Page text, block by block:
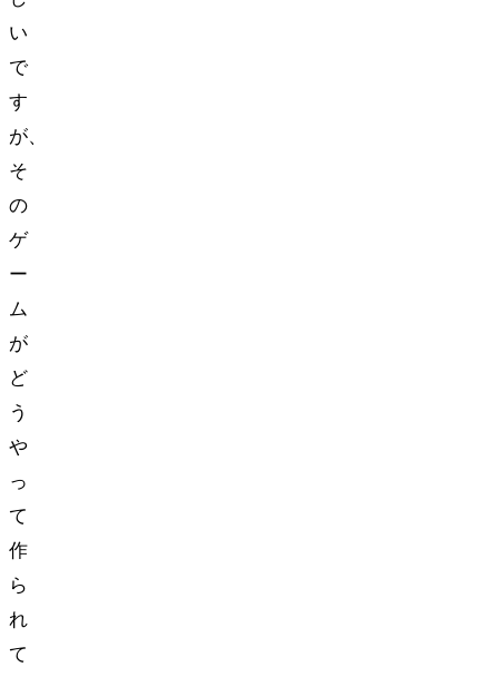
い
で
す
が、
そ
の
ゲ
ー
ム
が
ど
う
や
っ
て
作
ら
れ
て